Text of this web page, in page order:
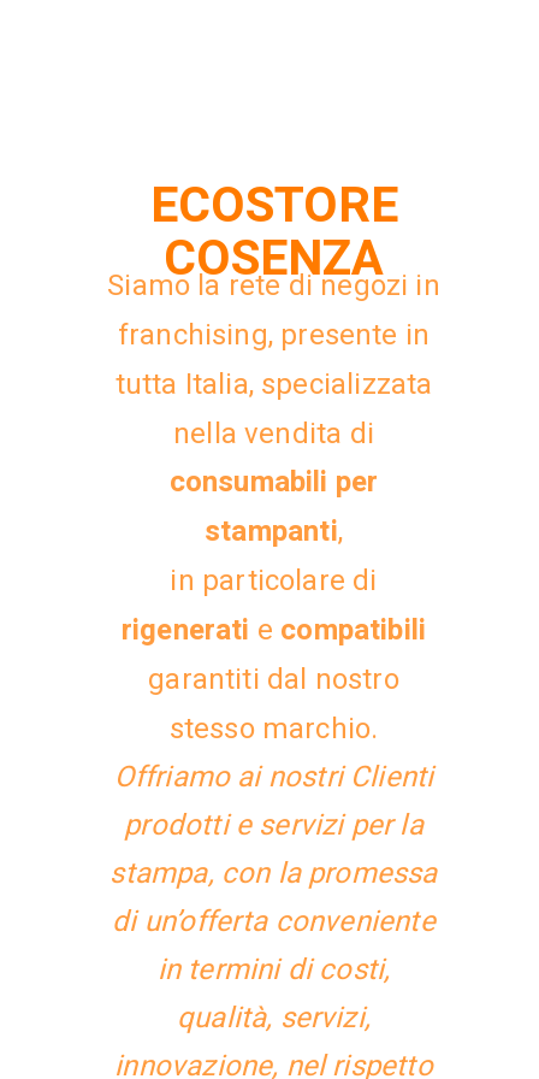
ECOSTORE
COSENZA
Siamo la rete di negozi in
franchising, presente in
tutta Italia, specializzata
nella vendita di
consumabili per
stampanti,
in particolare di
rigenerati e compatibili
garantiti dal nostro
stesso marchio.
Offriamo ai nostri Clienti
prodotti e servizi per la
stampa, con la promessa
di un’offerta conveniente
in termini di costi,
qualità, servizi,
innovazione, nel rispetto